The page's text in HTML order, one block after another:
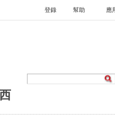
幫助 應
登錄